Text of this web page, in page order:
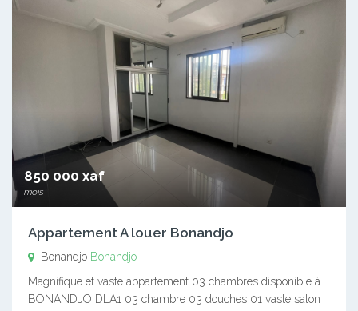
850 000 xaf
mois
Appartement A louer Bonandjo
Bonandjo Bonandjo
Magnifique et vaste appartement 03 chambres disponible à
BONANDJO DLA1 03 chambre 03 douches 01 vaste salon